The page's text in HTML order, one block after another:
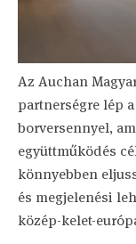
Az Auchan
partnerségre lép
borversennyel,
együttműködés
könnyebben
és megjelenési
közép-kelet-